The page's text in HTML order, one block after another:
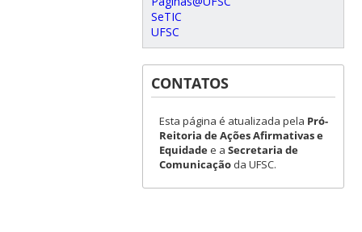
SeTIC
UFSC
CONTATOS
Esta página é atualizada pela Pró-
Reitoria de Ações Afirmativas e
Equidadee a Secretaria de
Comunicaçãoda UFSC.